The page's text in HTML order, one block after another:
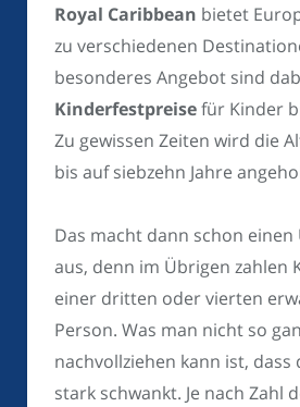
Royal Caribbean bietet
zu verschiedenen
besonderes Angebot sind
Kinderfestpreisefür Kinder
Zu gewissen Zeiten wird die
bis auf siebzehn Jahre
Das macht dann schon
aus, denn im Übrigen zahlen
einer dritten oder vierten
Person. Was man nicht so
nachvollziehen kann ist, dass
stark schwankt. Je nach Zahl